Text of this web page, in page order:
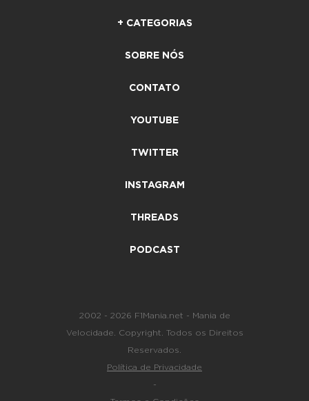
+ CATEGORIAS
SOBRE NÓS
CONTATO
YOUTUBE
TWITTER
INSTAGRAM
THREADS
PODCAST
2002 - 2026 F1Mania.net - Mania de
Velocidade. Copyright. Todos os Direitos
Reservados.
Política de Privacidade
-